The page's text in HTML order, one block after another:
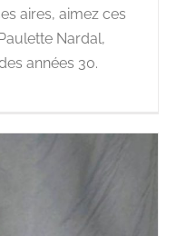
aires, aimez ces
Nardal,
années 30.
en
à Caen